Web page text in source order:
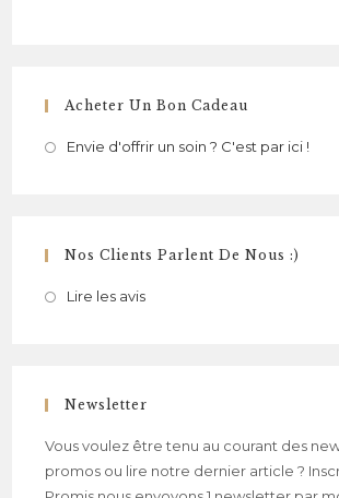
Acheter Un Bon Cadeau
Envie d'offrir un soin ? C'est par ici !
Nos Clients Parlent De Nous :)
Lire les avis
Newsletter
Vous voulez être tenu au courant des
promos ou lire notre dernier article ?